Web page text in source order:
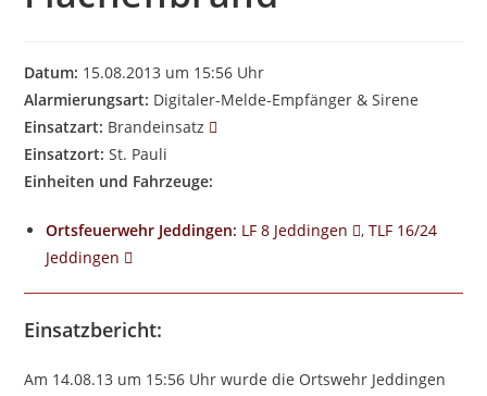
Datum: 15.08.2013 um 15:56 Uhr
Alarmierungsart: Digitaler-Melde-Empfänger & Sirene
Einsatzart: Brandeinsatz
Einsatzort: St. Pauli
Einheiten und Fahrzeuge:
Ortsfeuerwehr Jeddingen: LF 8 Jeddingen ,TLF 16/24
Jeddingen
Einsatzbericht:
Am 14.08.13 um 15:56 Uhr wurde die Ortswehr Jeddingen